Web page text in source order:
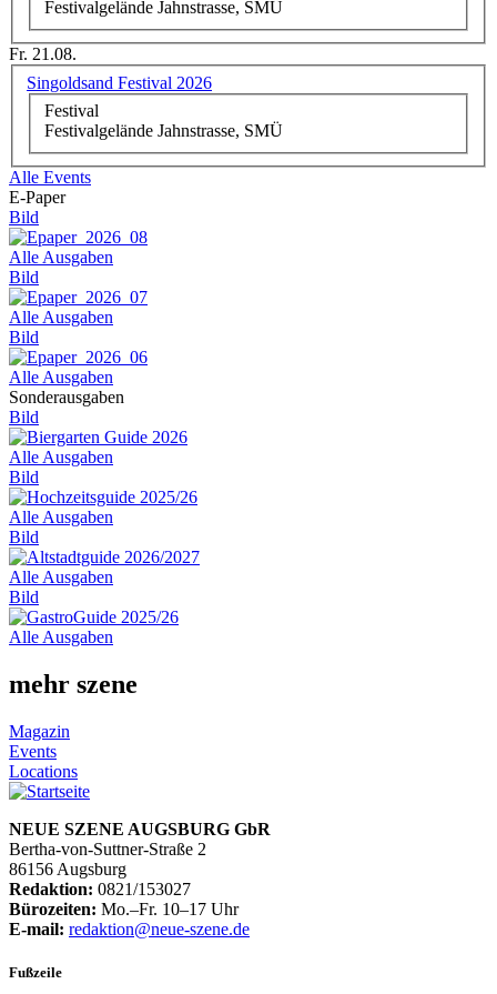
Festivalgelände Jahnstrasse, SMÜ
Fr. 21.08.
Singoldsand Festival 2026
Festival
Festivalgelände Jahnstrasse, SMÜ
Alle Events
E-Paper
Bild
Alle Ausgaben
Bild
Alle Ausgaben
Bild
Alle Ausgaben
Sonderausgaben
Bild
Alle Ausgaben
Bild
Alle Ausgaben
Bild
Alle Ausgaben
Bild
Alle Ausgaben
mehr szene
Magazin
Events
Locations
NEUE SZENE AUGSBURG GbR
Bertha-von-Suttner-Straße 2
86156 Augsburg
Redaktion: 0821/153027
Bürozeiten: Mo.–Fr. 10–17 Uhr
E-mail: redaktion@neue-szene.de
Fußzeile